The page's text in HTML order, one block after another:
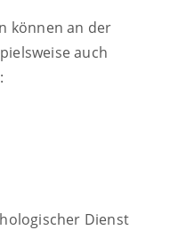
können an der
auch
Dienst